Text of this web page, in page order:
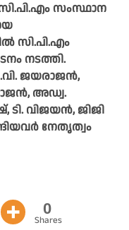
സംസ്ഥാന
സി.പി.എം
നടത്തി.
ജയരാജൻ,
അഡ്വ.
വിജയൻ, ജിജി
നേതൃത്വം
0
Shares